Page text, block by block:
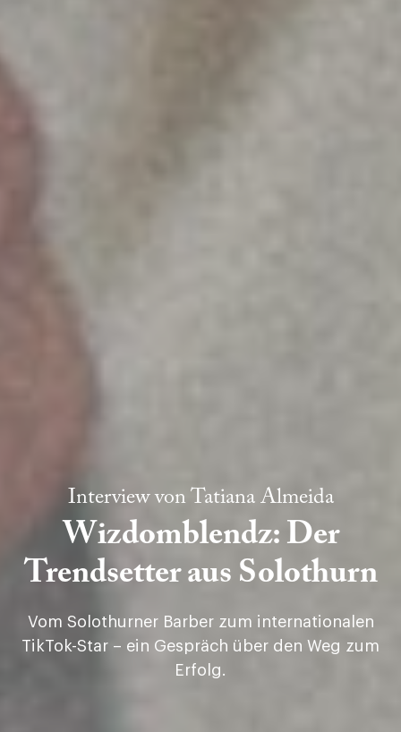
Interview von Tatiana Almeida
Wizdomblendz: Der
Trendsetter aus Solothurn
Vom Solothurner Barber zum internationalen
TikTok-Star – ein Gespräch über den Weg zum
Erfolg.